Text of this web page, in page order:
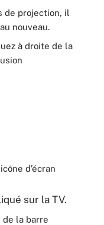
de projection, il
nouveau.
à droite de la
d’écran
sur la TV.
de la barre